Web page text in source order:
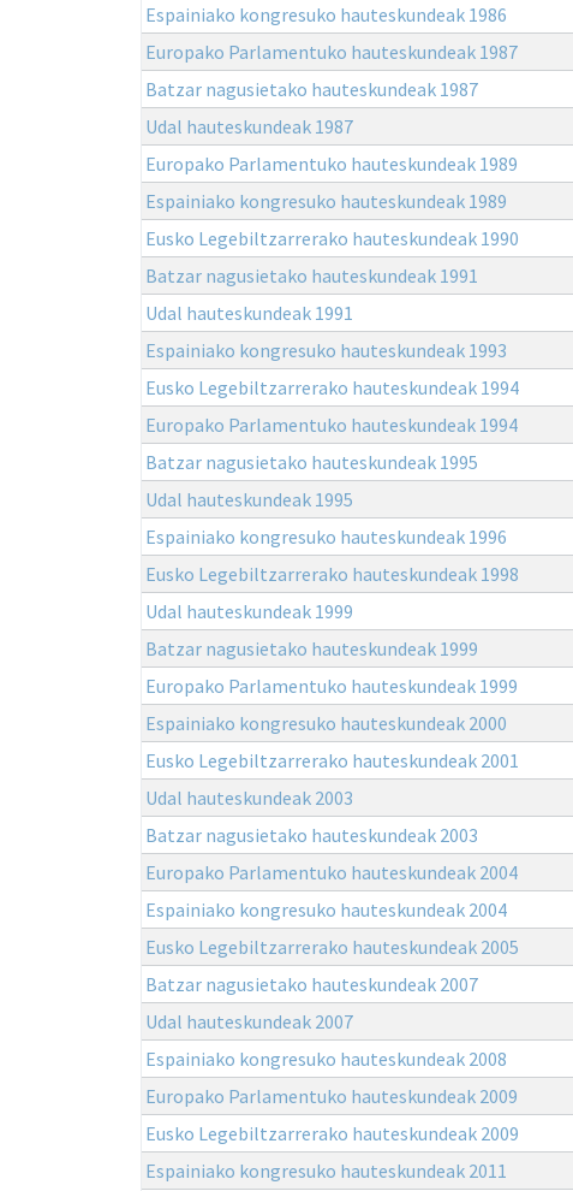
Espainiako kongresuko hauteskundeak 1986
Europako Parlamentuko hauteskundeak 1987
Batzar nagusietako hauteskundeak 1987
Udal hauteskundeak 1987
Europako Parlamentuko hauteskundeak 1989
Espainiako kongresuko hauteskundeak 1989
Eusko Legebiltzarrerako hauteskundeak 1990
Batzar nagusietako hauteskundeak 1991
Udal hauteskundeak 1991
Espainiako kongresuko hauteskundeak 1993
Eusko Legebiltzarrerako hauteskundeak 1994
Europako Parlamentuko hauteskundeak 1994
Batzar nagusietako hauteskundeak 1995
Udal hauteskundeak 1995
Espainiako kongresuko hauteskundeak 1996
Eusko Legebiltzarrerako hauteskundeak 1998
Udal hauteskundeak 1999
Batzar nagusietako hauteskundeak 1999
Europako Parlamentuko hauteskundeak 1999
Espainiako kongresuko hauteskundeak 2000
Eusko Legebiltzarrerako hauteskundeak 2001
Udal hauteskundeak 2003
Batzar nagusietako hauteskundeak 2003
Europako Parlamentuko hauteskundeak 2004
Espainiako kongresuko hauteskundeak 2004
Eusko Legebiltzarrerako hauteskundeak 2005
Batzar nagusietako hauteskundeak 2007
Udal hauteskundeak 2007
Espainiako kongresuko hauteskundeak 2008
Europako Parlamentuko hauteskundeak 2009
Eusko Legebiltzarrerako hauteskundeak 2009
Espainiako kongresuko hauteskundeak 2011